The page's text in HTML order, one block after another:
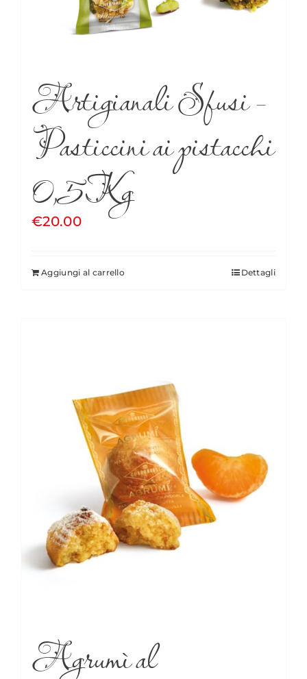
Artigianali Sfusi –
Pasticcini ai pistacchi
0,5Kg
€20.00
Aggiungi al carrello Dettagli
Agrumì al